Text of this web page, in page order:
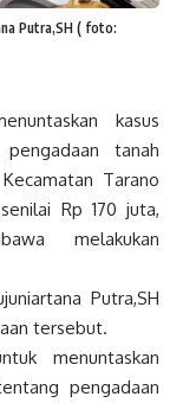
Putra,SH ( foto:
kasus
tanah
Tarano
Rp 170 juta,
melakukan
Putra,SH
tersebut.
menuntaskan
pengadaan